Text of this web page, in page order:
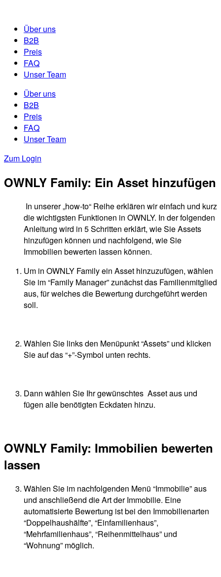
Über uns
B2B
Preis
FAQ
Unser Team
Über uns
B2B
Preis
FAQ
Unser Team
Zum Login
OWNLY Family: Ein Asset hinzufügen
In unserer „how-to“ Reihe erklären wir einfach und kurz
die wichtigsten Funktionen in OWNLY. In der folgenden
Anleitung wird in 5 Schritten erklärt, wie Sie Assets
hinzufügen können und nachfolgend, wie Sie
Immobilien bewerten lassen können.
Um in OWNLY Family ein Asset hinzuzufügen, wählen
Sie im “Family Manager” zunächst das Familienmitglied
aus, für welches die Bewertung durchgeführt werden
soll.
Wählen Sie links den Menüpunkt “Assets” und klicken
Sie auf das “+”-Symbol unten rechts.
Dann wählen Sie Ihr gewünschtes Asset aus und
fügen alle benötigten Eckdaten hinzu.
OWNLY Family: Immobilien bewerten
lassen
Wählen Sie im nachfolgenden Menü “Immobilie” aus
und anschließend die Art der Immobilie. Eine
automatisierte Bewertung ist bei den Immobilienarten
“Doppelhaushälfte”, “Einfamilienhaus”,
“Mehrfamilienhaus”, “Reihenmittelhaus” und
“Wohnung” möglich.